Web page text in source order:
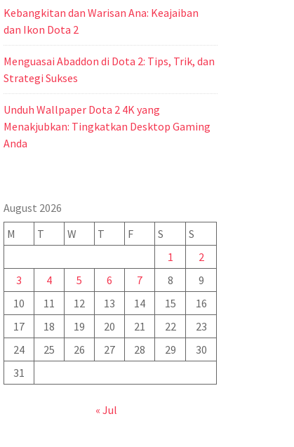
Kebangkitan dan Warisan Ana: Keajaiban
dan Ikon Dota 2
Menguasai Abaddon di Dota 2: Tips, Trik, dan
Strategi Sukses
Unduh Wallpaper Dota 2 4K yang
Menakjubkan: Tingkatkan Desktop Gaming
Anda
August 2026
M
T W T F S
S
1
2
3
4 5 6 7 8
9
10
11 12 13 14 15
16
17
18 19 20 21 22
23
24
25 26 27 28 29
30
31
« Jul